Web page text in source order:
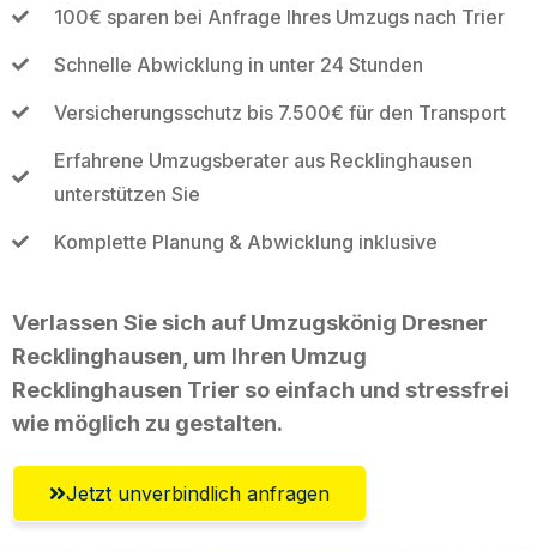
100€ sparen bei Anfrage Ihres Umzugs nach Trier
Schnelle Abwicklung in unter 24 Stunden
Versicherungsschutz bis 7.500€ für den Transport
Erfahrene Umzugsberater aus Recklinghausen
unterstützen Sie
Komplette Planung & Abwicklung inklusive
Verlassen Sie sich auf Umzugskönig Dresner
Recklinghausen, um Ihren Umzug
Recklinghausen Trier so einfach und stressfrei
wie möglich zu gestalten.
Jetzt unverbindlich anfragen